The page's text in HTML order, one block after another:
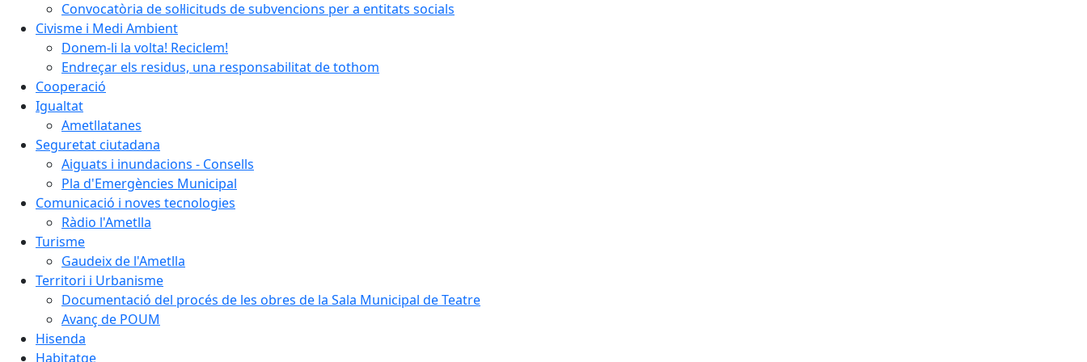
Convocatòria de sol·licituds de subvencions per a entitats socials
Civisme i Medi Ambient
Donem-li la volta! Reciclem!
Endreçar els residus, una responsabilitat de tothom
Cooperació
Igualtat
Ametllatanes
Seguretat ciutadana
Aiguats i inundacions - Consells
Pla d'Emergències Municipal
Comunicació i noves tecnologies
Ràdio l'Ametlla
Turisme
Gaudeix de l'Ametlla
Territori i Urbanisme
Documentació del procés de les obres de la Sala Municipal de Teatre
Avanç de POUM
Hisenda
Habitatge